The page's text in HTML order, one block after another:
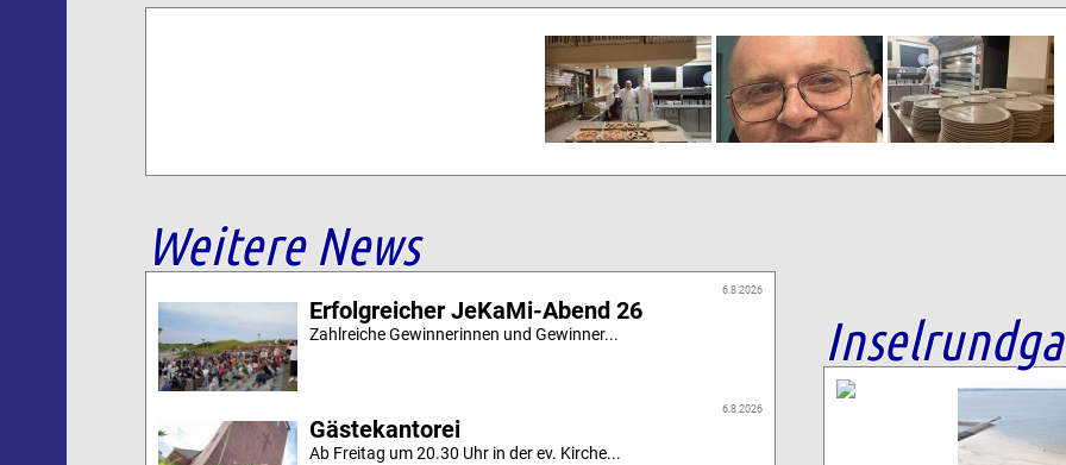
Weitere News
6.8.2026
Erfolgreicher JeKaMi-Abend 26
Zahlreiche Gewinnerinnen und Gewinner...
6.8.2026
Gästekantorei
Ab Freitag um 20.30 Uhr in der ev. Kirche...